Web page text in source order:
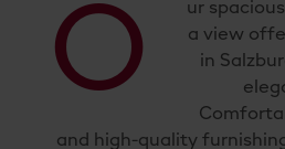
O
ur
a view
in
and high-quality